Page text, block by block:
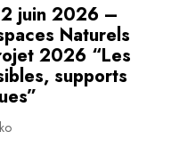
2 juin 2026 –
Naturels
2026 “Les
supports